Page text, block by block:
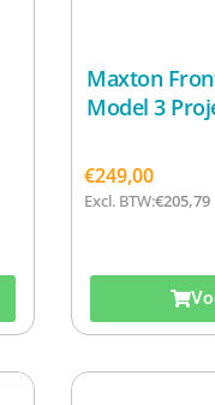
Maxton
Model 3
€249,00
Excl. BTW:€205,79